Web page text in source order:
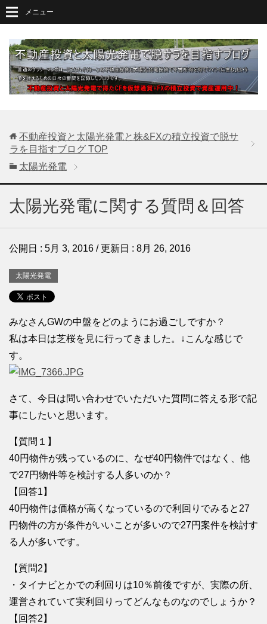
メニュー
不動産投資と太陽光発電と株&FXの積立投資で脱サ
ラを目指すブログ TOP
太陽光発電
太陽光発電に関する質問＆回答
公開日 : 5月 3, 2016 / 更新日 : 8月 26, 2016
太陽光発電
みなさんGWの中盤をどのようにお過ごしですか？
私は本日は芝桜を見に行ってきました。↓こんな感じで
す。
さて、今日は問い合わせでいただいた質問に答える形で記
事にしたいと思います。
【質問１】
40円物件が残っているのに、なぜ40円物件ではなく、他
で27円物件等を検討する人多いのか？
【回答1】
40円物件は価格が高くなっているので利回りでみると27
円物件の方が条件がいいことが多いので27円案件を検討す
る人が多いです。
【質問2】
・タイナビとかでの利回りは10％前後ですが、実際の所、
運営されていて実利回りってどんなものなのでしょうか？
【回答2】